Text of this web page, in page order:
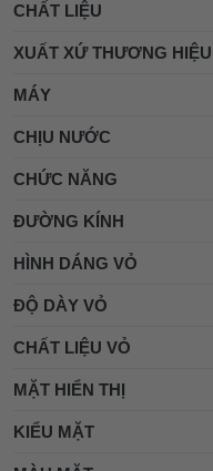
CHẤT LIỆU
XUẤT XỨ THƯƠNG HIỆU
MÁY
CHỊU NƯỚC
CHỨC NĂNG
ĐƯỜNG KÍNH
HÌNH DÁNG VỎ
ĐỘ DÀY VỎ
CHẤT LIỆU VỎ
MẶT HIỂN THỊ
KIỂU MẶT